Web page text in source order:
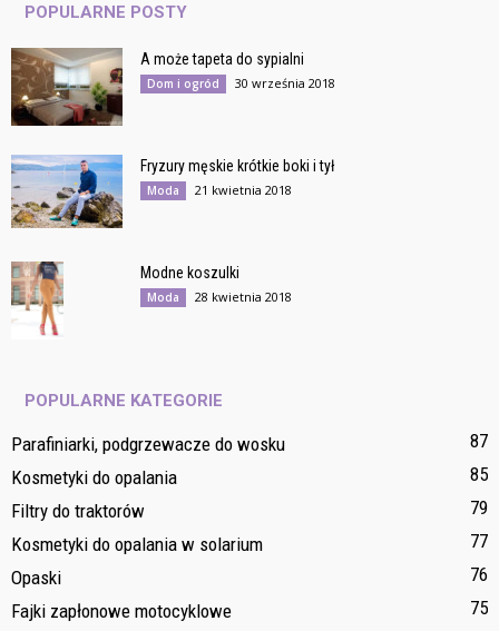
POPULARNE POSTY
A może tapeta do sypialni
Dom i ogród 30 września 2018
Fryzury męskie krótkie boki i tył
Moda 21 kwietnia 2018
Modne koszulki
Moda 28 kwietnia 2018
POPULARNE KATEGORIE
Parafiniarki, podgrzewacze do wosku
87
Kosmetyki do opalania
85
Filtry do traktorów
79
Kosmetyki do opalania w solarium
77
Opaski
76
Fajki zapłonowe motocyklowe
75